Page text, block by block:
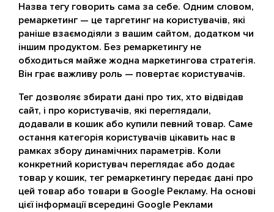
Назва тегу говорить сама за себе. Одним словом,
ремаркетинг — це таргетинг на користувачів, які
раніше взаємодіяли з вашим сайтом, додатком чи
іншим продуктом. Без ремаркетингу не
обходиться майже жодна маркетингова стратегія.
Він грає важливу роль — повертає користувачів.
Тег дозволяє збирати дані про тих, хто відвідав
сайт, і про користувачів, які переглядали,
додавали в кошик або купили певний товар. Саме
остання категорія користувачів цікавить нас в
рамках збору динамічних параметрів. Коли
конкретний користувач переглядає або додає
товар у кошик, тег ремаркетингу передає дані про
цей товар або товари в Google Рекламу. На основі
цієї інформації всередині Google Реклами